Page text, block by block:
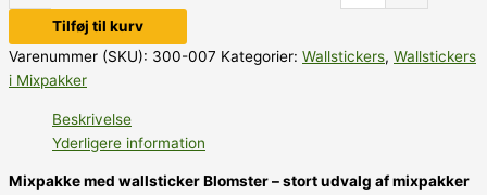
Tilføj til kurv
Varenummer (SKU): 300-007 Kategorier: Wallstickers, Wallstickers
i Mixpakker
Beskrivelse
Yderligere information
Mixpakke med wallsticker Blomster – stort udvalg af mixpakker